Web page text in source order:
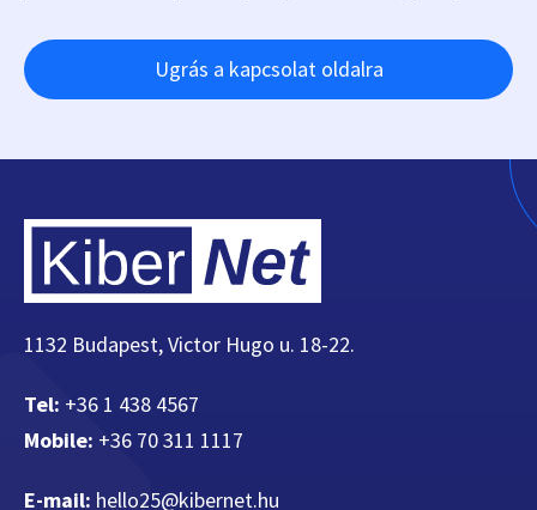
Ugrás a kapcsolat oldalra
1132 Budapest, Victor Hugo u. 18-22.
Tel: +36 1 438 4567
Mobile: +36 70 311 1117
E-mail: hello25@kibernet.hu